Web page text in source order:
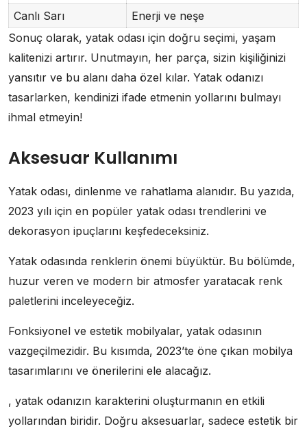
Canlı Sarı
Enerji ve neşe
Sonuç olarak, yatak odası için doğru seçimi, yaşam
kalitenizi artırır. Unutmayın, her parça, sizin kişiliğinizi
yansıtır ve bu alanı daha özel kılar. Yatak odanızı
tasarlarken, kendinizi ifade etmenin yollarını bulmayı
ihmal etmeyin!
Aksesuar Kullanımı
Yatak odası, dinlenme ve rahatlama alanıdır. Bu yazıda,
2023 yılı için en popüler yatak odası trendlerini ve
dekorasyon ipuçlarını keşfedeceksiniz.
Yatak odasında renklerin önemi büyüktür. Bu bölümde,
huzur veren ve modern bir atmosfer yaratacak renk
paletlerini inceleyeceğiz.
Fonksiyonel ve estetik mobilyalar, yatak odasının
vazgeçilmezidir. Bu kısımda, 2023’te öne çıkan mobilya
tasarımlarını ve önerilerini ele alacağız.
, yatak odanızın karakterini oluşturmanın en etkili
yollarından biridir. Doğru aksesuarlar, sadece estetik bir